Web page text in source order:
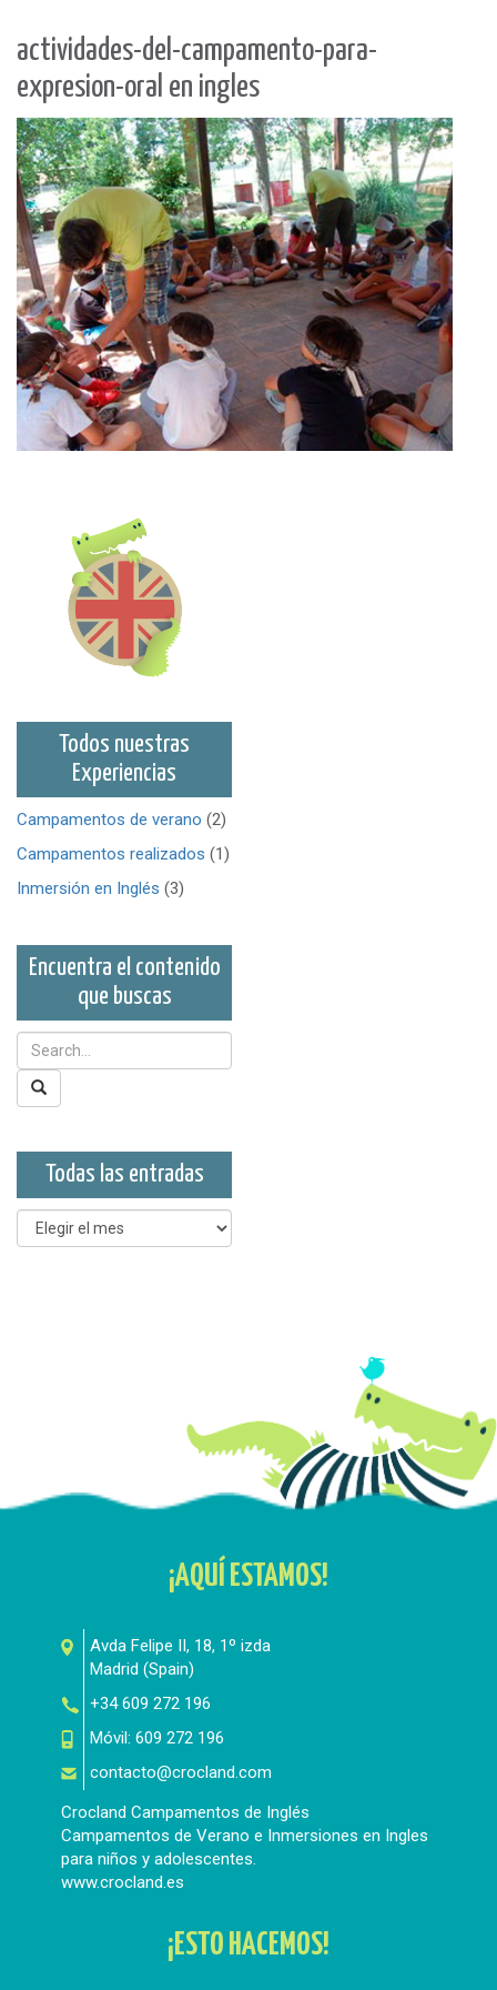
actividades-del-campamento-para-
expresion-oral en ingles
Todos nuestras
Experiencias
Campamentos de verano (2)
Campamentos realizados (1)
Inmersión en Inglés (3)
Encuentra el contenido
que buscas
Todas las entradas
Todas
las
¡AQUÍ ESTAMOS!
Avda Felipe II, 18, 1º izda
Madrid (Spain)
+34 609 272 196
Móvil: 609 272 196
contacto@crocland.com
Crocland Campamentos de Inglés
Campamentos de Verano e Inmersiones en Ingles
para niños y adolescentes.
www.crocland.es
¡ESTO HACEMOS!